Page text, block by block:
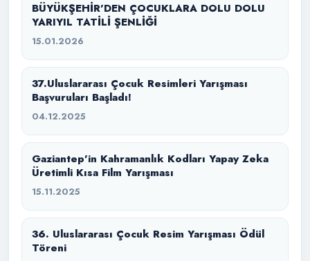
BÜYÜKŞEHİR’DEN ÇOCUKLARA DOLU DOLU
YARIYIL TATİLİ ŞENLİĞİ
15.01.2026
37.Uluslararası Çocuk Resimleri Yarışması
Başvuruları Başladı!
04.12.2025
Gaziantep’in Kahramanlık Kodları Yapay Zeka
Üretimli Kısa Film Yarışması
15.11.2025
36. Uluslararası Çocuk Resim Yarışması Ödül
Töreni